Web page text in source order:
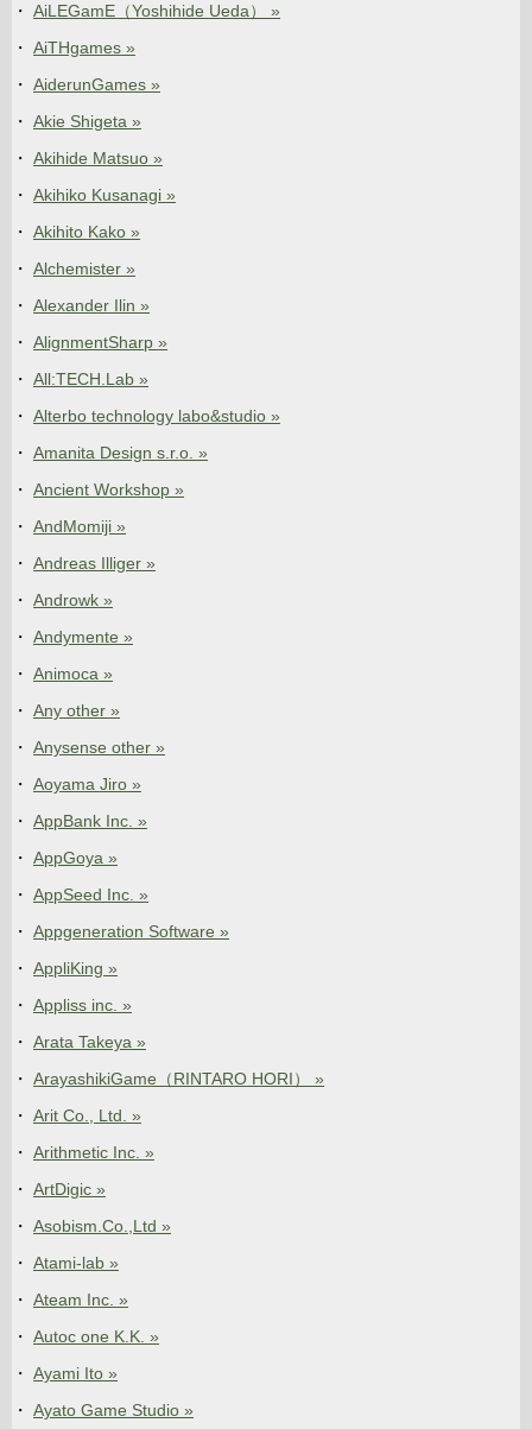
AiLEGamE（Yoshihide Ueda） »
AiTHgames »
AiderunGames »
Akie Shigeta »
Akihide Matsuo »
Akihiko Kusanagi »
Akihito Kako »
Alchemister »
Alexander Ilin »
AlignmentSharp »
All:TECH.Lab »
Alterbo technology labo&studio »
Amanita Design s.r.o. »
Ancient Workshop »
AndMomiji »
Andreas Illiger »
Androwk »
Andymente »
Animoca »
Any other »
Anysense other »
Aoyama Jiro »
AppBank Inc. »
AppGoya »
AppSeed Inc. »
Appgeneration Software »
AppliKing »
Appliss inc. »
Arata Takeya »
ArayashikiGame（RINTARO HORI） »
Arit Co., Ltd. »
Arithmetic Inc. »
ArtDigic »
Asobism.Co.,Ltd »
Atami-lab »
Ateam Inc. »
Autoc one K.K. »
Ayami Ito »
Ayato Game Studio »